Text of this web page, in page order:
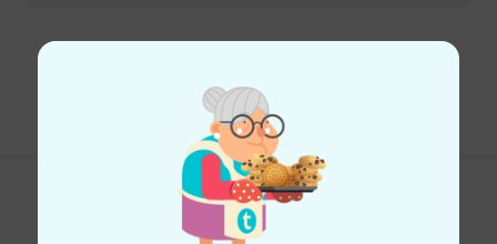
Gefällt Ihnen, was Sie sehen?